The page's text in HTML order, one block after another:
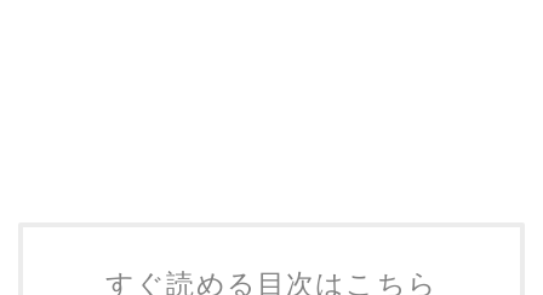
すぐ読める目次はこちら